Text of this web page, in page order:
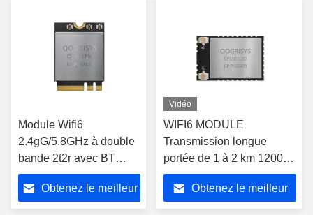
Module Wifi6
2.4gG/5.8GHz à double
bande 2t2r avec BT
1200mbps O9201PM
Module Wifi
Obtenez le meilleur
Vidéo
WIFI6 MODULE
Transmission longue
portée de 1 à 2 km 1200
Mbps double bande 2,4 /
5,8 GHz O9201UD haute
vitesse avec BT
Obtenez le meilleur